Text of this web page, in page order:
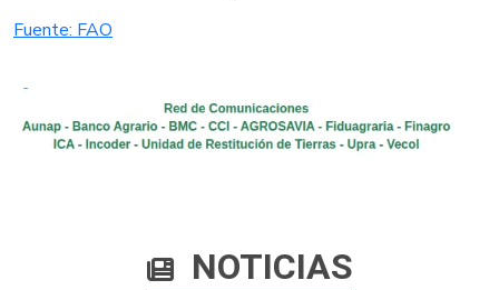
Fuente: FAO​
NOTICIAS